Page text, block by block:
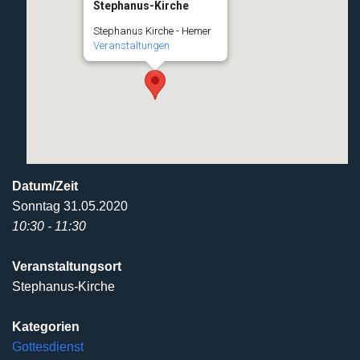
Stephanus-Kirche
Stephanus Kirche - Hemer
Veranstaltungen
Datum/Zeit
Sonntag 31.05.2020
10:30 - 11:30
Veranstaltungsort
Stephanus-Kirche
Kategorien
Gottesdienst